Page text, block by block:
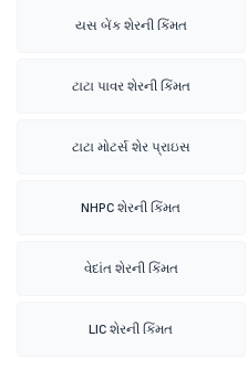
યસ બેંક શેરની કિંમત
ટાટા પાવર શેરની કિંમત
ટાટા મોટર્સ શેર પ્રાઇસ
NHPC શેરની કિંમત
વેદાંત શેરની કિંમત
LIC શેરની કિંમત